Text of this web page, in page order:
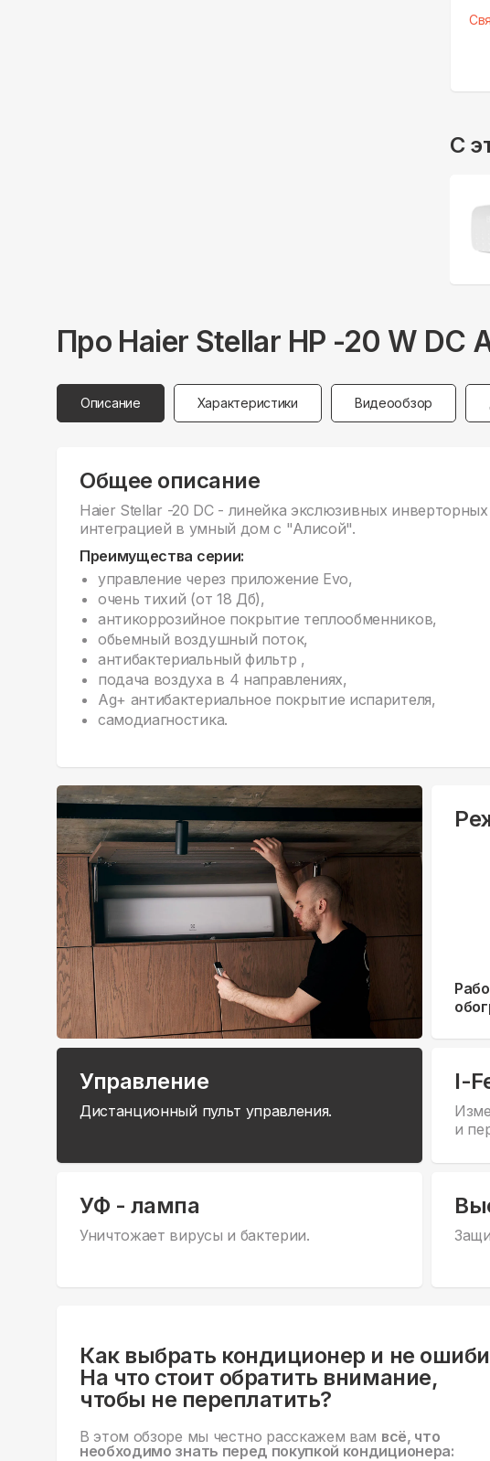
С
Про Haier Stellar HP -20 W DC
Описание Характеристики Видеообзор
Общее описание
Haier Stellar -20 DC - линейка экслюзивных
интеграцией в умный дом с "Алисой".
Преимущества серии:
управление через приложение Evo,
очень тихий (от 18 Дб),
антикоррозийное покрытие теплообменников,
обьемный воздушный поток,
антибактериальный фильтр ,
подача воздуха в 4 направлениях,
Ag+ антибактериальное покрытие испарителя,
самодиагностика.
Управление
Дистанционный пульт управления.
I-
и
УФ - лампа
Уничтожает вирусы и бактерии.
Как выбрать кондиционер и не
На что стоит обратить внимание,
чтобы не переплатить?
В этом обзоре мы честно расскажем вам всё, что
необходимо знать перед покупкой кондиционера: